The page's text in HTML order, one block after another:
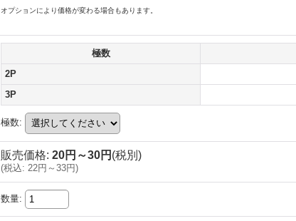
オプションにより価格が変わる場合もあります。
極数
2P
3P
極数:
販売価格: 20円～30円 (税別)
(税込: 22円～33円)
数量: